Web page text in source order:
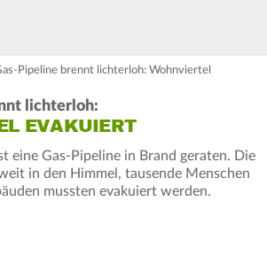
Pipeline brennt lichterloh: Wohnviertel
lichterloh:
EVAKUIERT
eine Gas-Pipeline in Brand geraten. Die
in den Himmel, tausende Menschen
mussten evakuiert werden.